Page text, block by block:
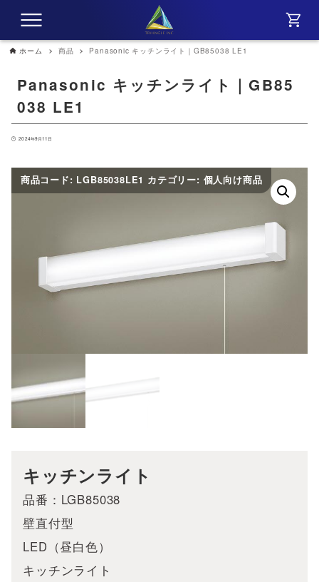
ホーム 商品 Panasonic キッチンライト｜GB85038 LE1
Panasonic キッチンライト｜GB85
038 LE1
2024年9月11日
キッチンライト
品番：LGB85038
壁直付型
LED（昼白色）
キッチンライト
商品コード: LGB85038LE1 カテゴリー: 個人向け商品